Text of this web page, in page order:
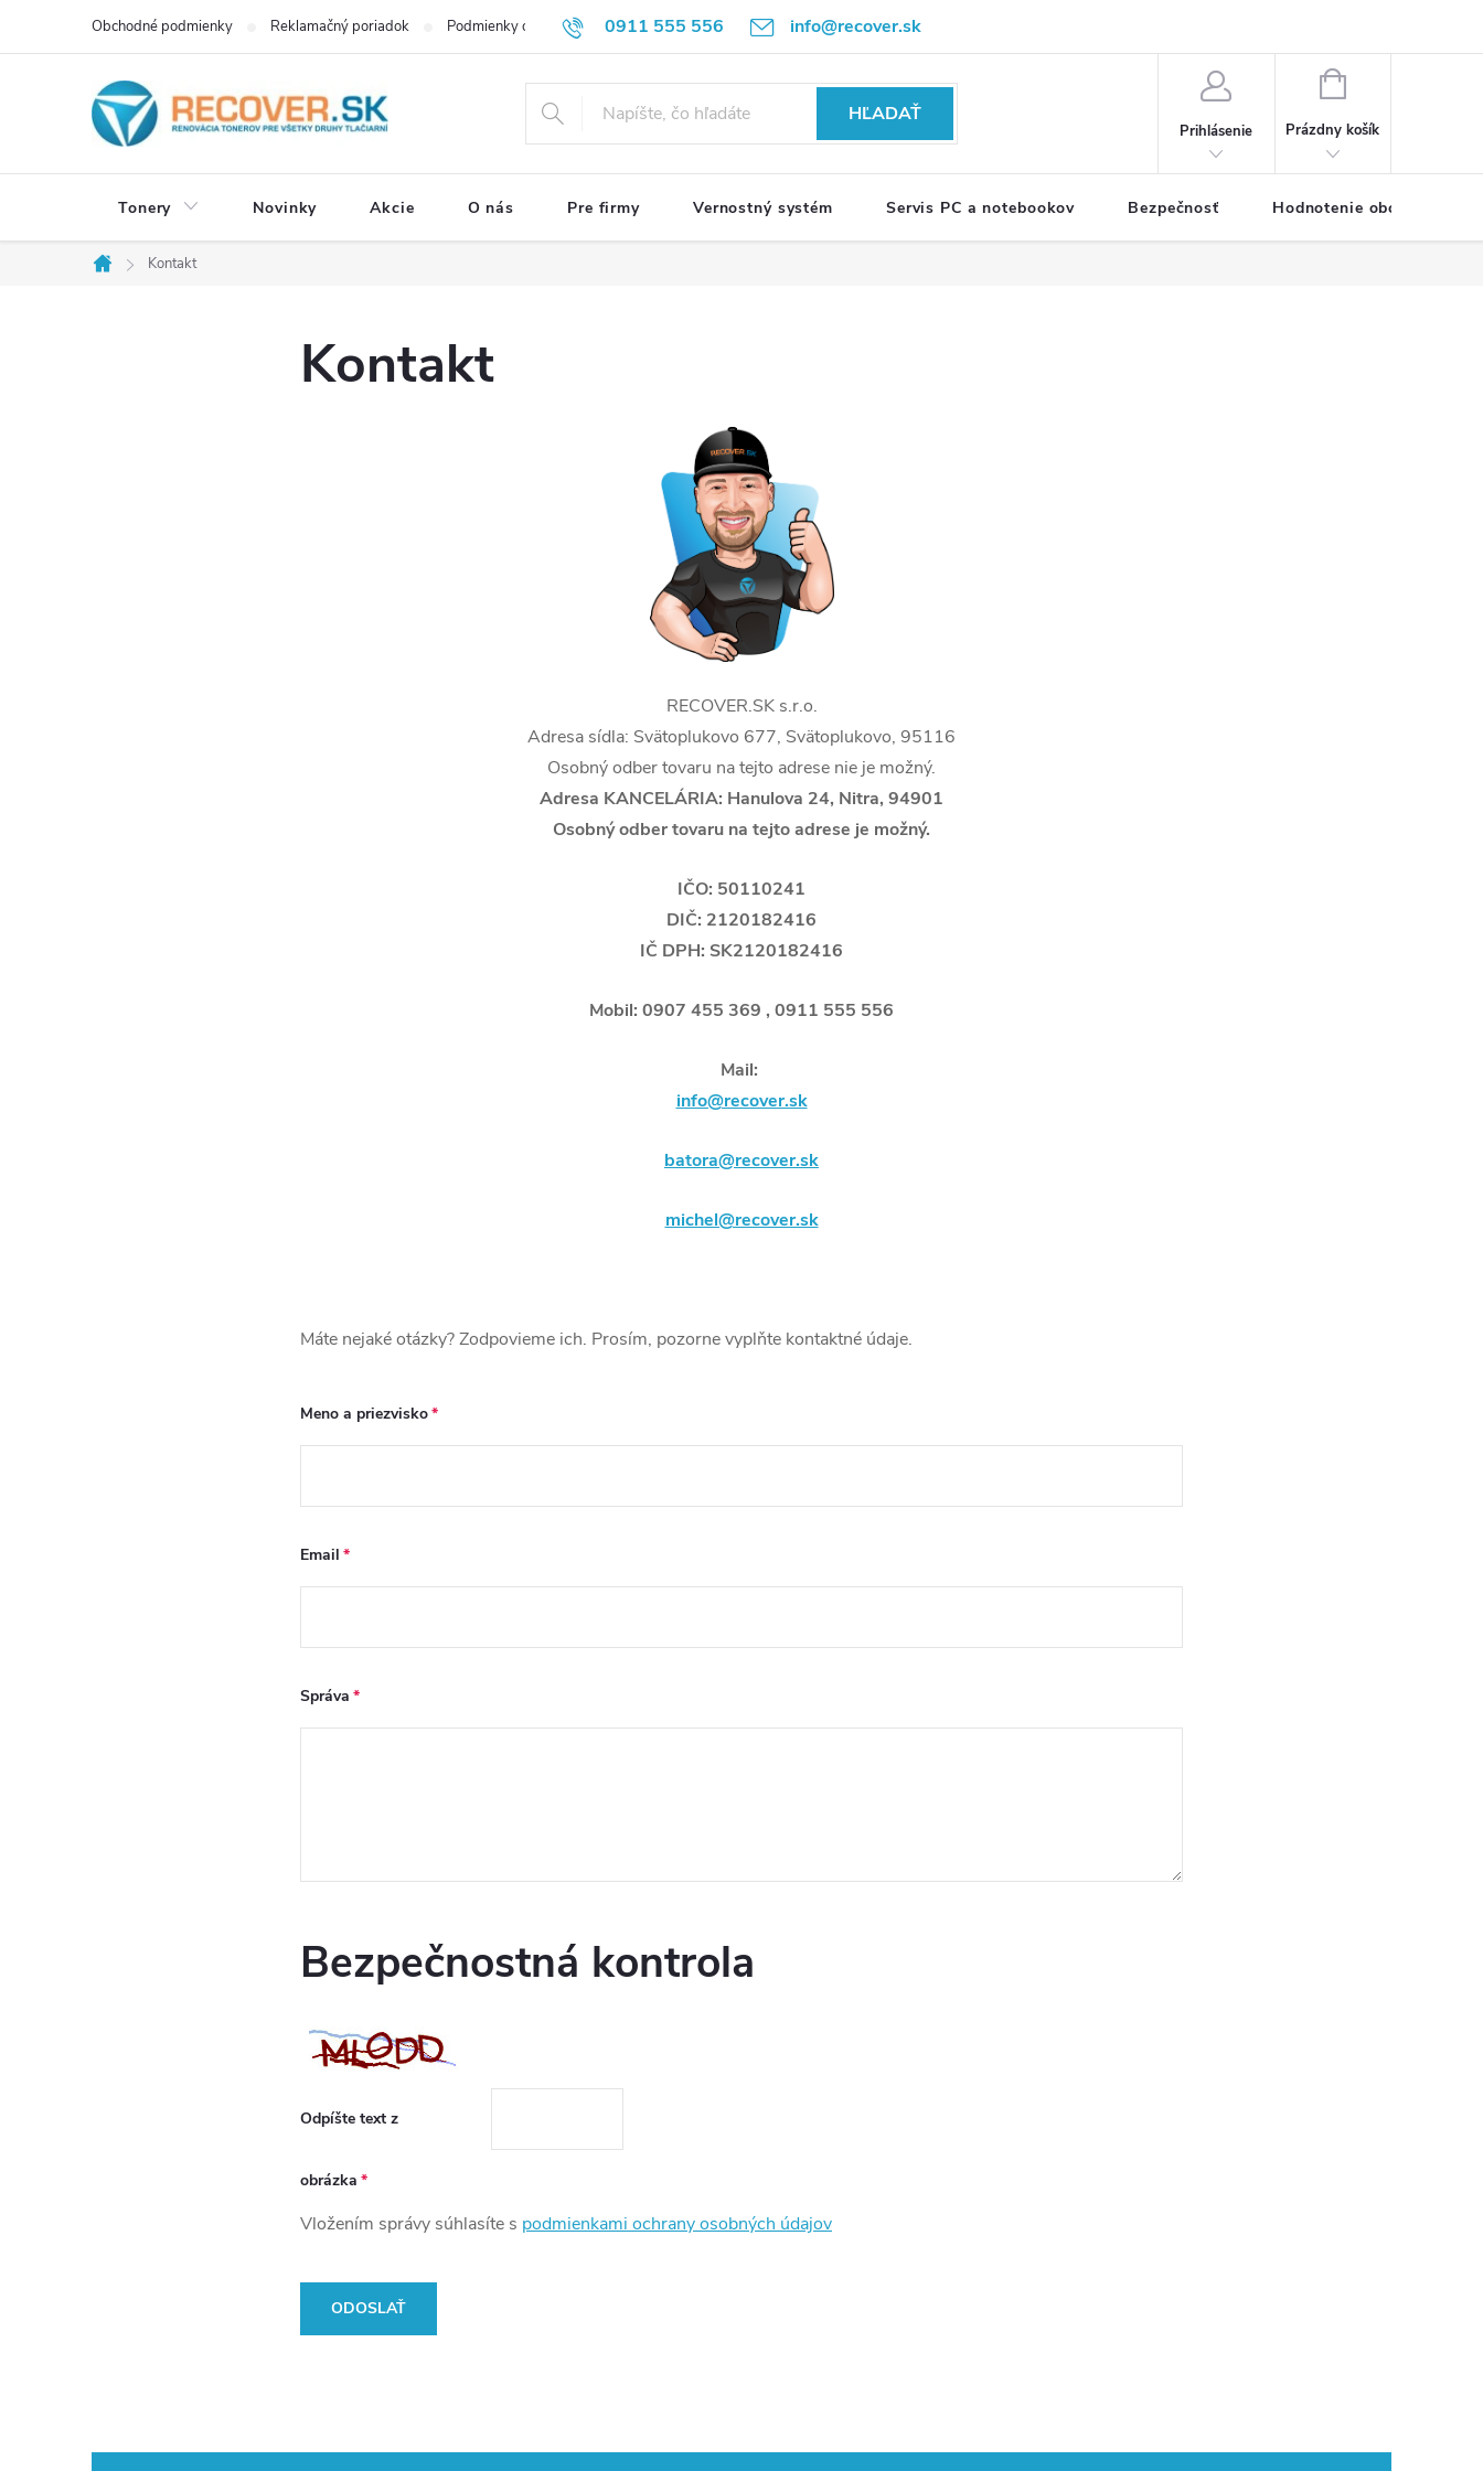
0911 555 556 info@recover.sk
Obchodné podmienky Reklamačný poriadok Podmienky ochrany osobných údajov Formulár na odstúpenie od zmluvy
HĽADAŤ
Prihlásenie
NÁKUPNÝ
Prázdny košík
Tonery Novinky Akcie O nás Pre firmy Vernostný systém Servis PC a notebookov Bezpečnosť Hodnotenie obchodu
Domov
Kontakt
Kontakt
RECOVER.SK s.r.o.
Adresa sídla: Svätoplukovo 677, Svätoplukovo, 95116
Osobný odber tovaru na tejto adrese nie je možný.
Adresa KANCELÁRIA: Hanulova 24, Nitra, 94901
Osobný odber tovaru na tejto adrese je možný.
IČO: 50110241
DIČ: 2120182416
IČ DPH: SK2120182416
Mobil: 0907 455 369 , 0911 555 556
Mail:
info@recover.sk
batora@recover.sk
michel@recover.sk
Máte nejaké otázky? Zodpovieme ich. Prosím, pozorne vyplňte kontaktné údaje.
Meno a priezvisko
Email
Správa
Bezpečnostná kontrola
Odpíšte text z
obrázka
Vložením správy súhlasíte s podmienkami ochrany osobných údajov
ODOSLAŤ